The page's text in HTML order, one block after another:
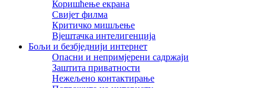
Коришћење екрана
Свијет филма
Критичко мишљење
Вјештачка интелигенција
Бољи и безбједнији интернет
Опасни и непримјерени садржаји
Заштита приватности
Нежељено контактирање